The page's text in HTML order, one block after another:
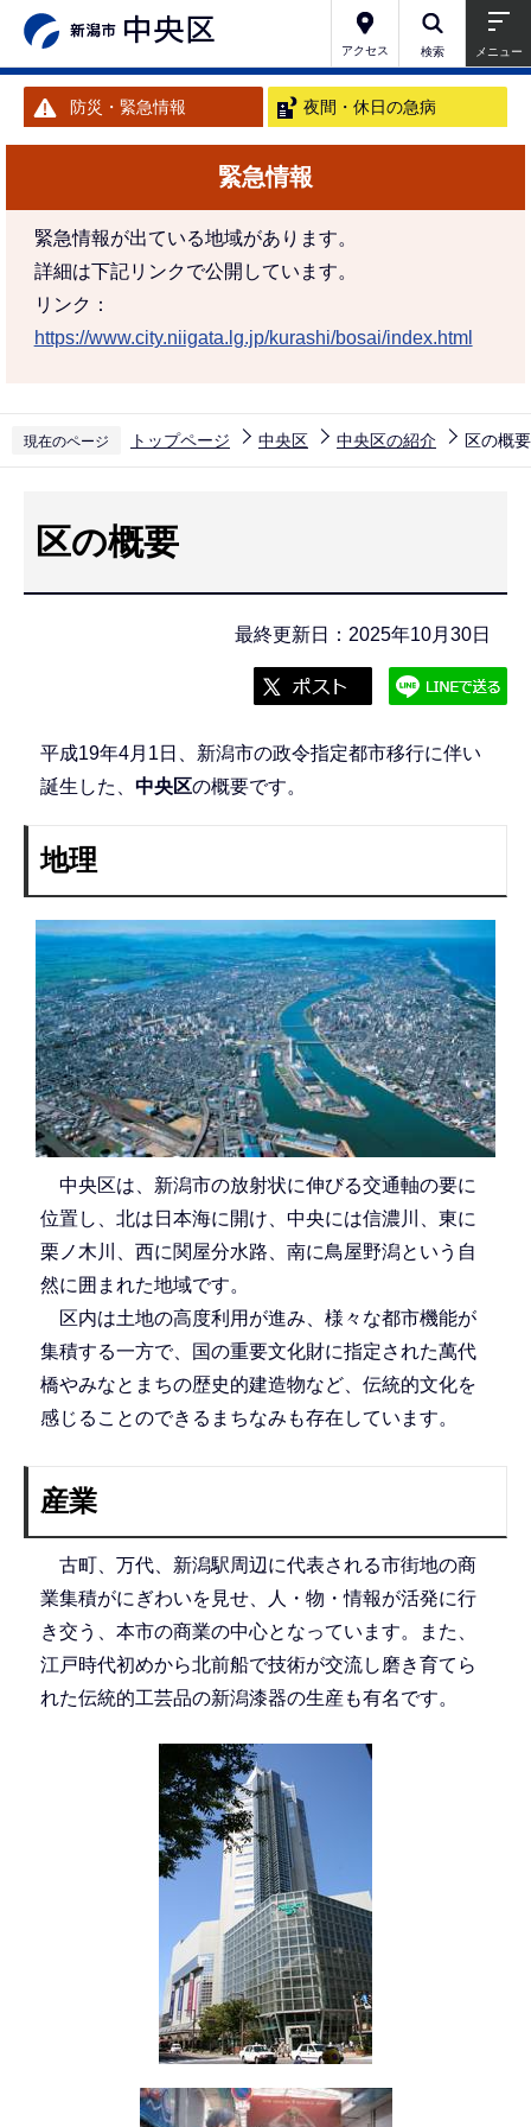
ジ
先
アクセス 検索 メニュー
防災・緊急情報 夜間・休日の急病
緊急情報
緊急情報が出ている地域があります。
詳細は下記リンクで公開しています。
リンク：
https://www.city.niigata.lg.jp/kurashi/bosai/index.html
現在のページ トップページ 中央区 中央区の紹介 区の概要
区の概要
最終更新日：2025年10月30日
平成19年4月1日、新潟市の政令指定都市移行に伴い
誕生した、 中央区の概要です。
地理
中央区は、新潟市の放射状に伸びる交通軸の要に
位置し、北は日本海に開け、中央には信濃川、東に
栗ノ木川、西に関屋分水路、南に鳥屋野潟という自
然に囲まれた地域です。
区内は土地の高度利用が進み、様々な都市機能が
集積する一方で、国の重要文化財に指定された萬代
橋やみなとまちの歴史的建造物など、伝統的文化を
感じることのできるまちなみも存在しています。
産業
古町、万代、新潟駅周辺に代表される市街地の商
業集積がにぎわいを見せ、人・物・情報が活発に行
き交う、本市の商業の中心となっています。また、
江戸時代初めから北前船で技術が交流し磨き育てら
れた伝統的工芸品の新潟漆器の生産も有名です。